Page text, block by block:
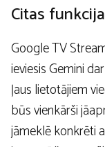
Citas
Google TV
ieviesis Gemini
ļaus lietotājiem
būs vienkārši
jāmeklē konkrēti